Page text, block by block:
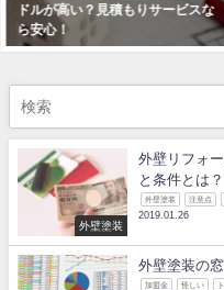
めにも見積もりサービスを活用し
よう！
外壁塗装
外壁リフォ
と条件とは？
外壁塗装 注意点
2019.01.26
外壁塗装の
加盟金 怪しい